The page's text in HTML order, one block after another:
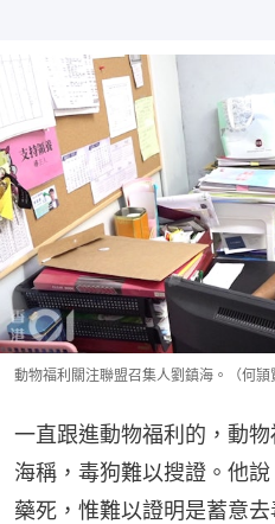
動物福利關注聯盟召集人劉鎮海。（何頴
一直跟進動物福利的，動
海稱，毒狗難以搜證。他
藥死，惟難以證明是蓄意